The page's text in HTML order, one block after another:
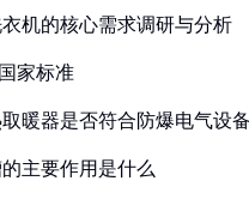
机的核心需求调研与分析
家标准
暖器是否符合防爆电气设
主要作用是什么